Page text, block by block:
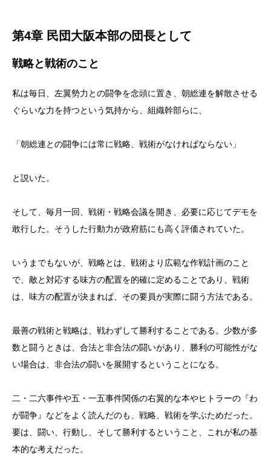
第4章 民団大阪本部の団長として
戦略と戦術のこと
私は毎日、左翼勢力との闘争を念頭に置き、朝総連を解散させる
ぐらいな力を持つという気持から、組織幹部らに、
「朝総連との闘争には常に戦略、戦術がなければならない」
と説いた。
そして、毎月一回、戦術・戦略会議を開き、必要に応じてデモを
敢行した。そうした行動力が政府筋にも高く評価されていた。
いうまでもないが、戦略とは、戦術より広範な作戦計画のこと
で、敵と対応する味方の配置を的確に定めることであり、戦術
は、味方の配置が決まれば、その要員が実際に闘う方法である。
最善の戦術と戦略は、戦わずして勝利することである。少数が多
数と闘うときは、合法と非合法の闘いがあり、勝利の可能性がな
い場合は、非合法の闘いを展開するということになる。
二・二六事件や五・一五事件関係の右翼的な本やヒトラーの『わ
が闘争』などをよく読んだのも、戦略、戦術を学ぶためだった。
要は、闘い、行動し、そして勝利するということ、これが私の基
本的な考えだった。